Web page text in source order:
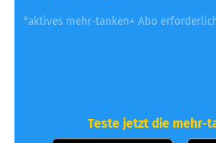
*aktives mehr-tanken+ Abo
Teste jetzt die mehr-